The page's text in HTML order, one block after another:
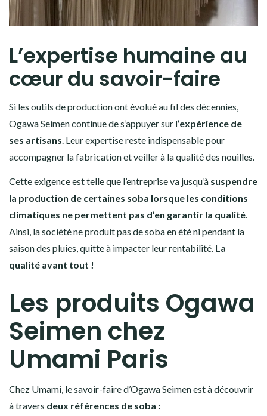
L’expertise humaine au
cœur du savoir-faire
Si les outils de production ont évolué au fil des décennies,
Ogawa Seimen continue de s’appuyer sur l’expérience de
ses artisans. Leur expertise reste indispensable pour
accompagner la fabrication et veiller à la qualité des nouilles.
Cette exigence est telle que l’entreprise va jusqu’à suspendre
la production de certaines soba lorsque les conditions
climatiques ne permettent pas d’en garantir la qualité.
Ainsi, la société ne produit pas de soba en été ni pendant la
saison des pluies, quitte à impacter leur rentabilité. La
qualité avant tout !
Les produits Ogawa
Seimen chez
Umami Paris
Chez Umami, le savoir-faire d’Ogawa Seimen est à découvrir
à travers deux références de soba :